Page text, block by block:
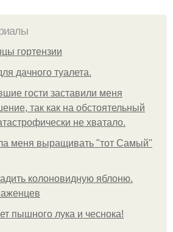
гортензии
дачного туалета.
гости заставили меня
так как на обстоятельный
не хватало.
меня выращивать "тот Самый"
колоновидную яблоню.
пышного лука и чеснока!